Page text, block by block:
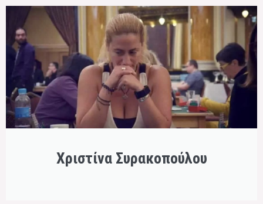
Χριστίνα Συρακοπούλου​